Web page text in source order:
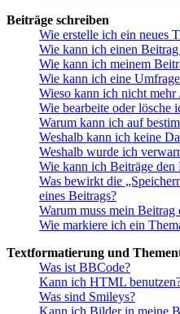
Beiträge schreiben
Wie erstelle ich ein neues
Wie kann ich einen
Wie kann ich meinem
Wie kann ich eine
Wieso kann ich nicht
Wie bearbeite oder lösche
Warum kann ich auf
Weshalb kann ich keine
Weshalb wurde ich
Wie kann ich Beiträge den
Was bewirkt die
eines Beitrags?
Warum muss mein Beitrag
Wie markiere ich ein
Textformatierung und
Was ist BBCode?
Kann ich HTML
Was sind Smileys?
Kann ich Bilder in meine